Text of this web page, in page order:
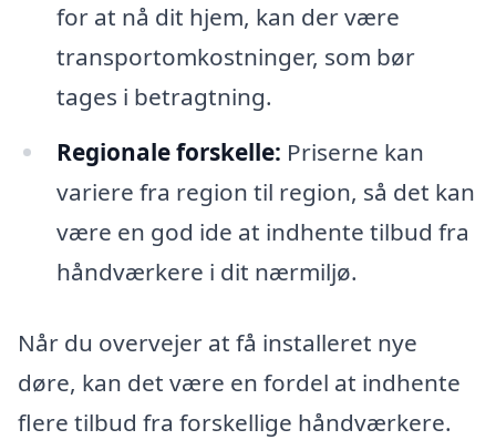
for at nå dit hjem, kan der være
transportomkostninger, som bør
tages i betragtning.
Regionale forskelle: Priserne kan
variere fra region til region, så det kan
være en god ide at indhente tilbud fra
håndværkere i dit nærmiljø.
Når du overvejer at få installeret nye
døre, kan det være en fordel at indhente
flere tilbud fra forskellige håndværkere.